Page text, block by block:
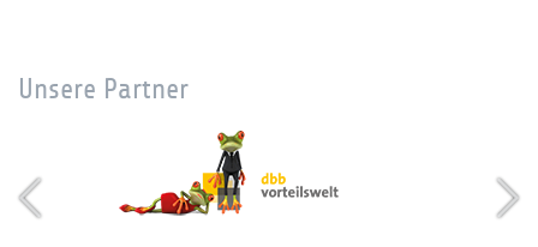
Unsere Partner